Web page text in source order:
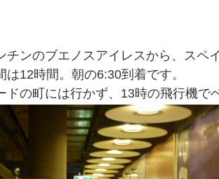
チンのブエノスアイレスから、スペ
は12時間。朝の6:30到着です。
ドの町には行かず、13時の飛行機で